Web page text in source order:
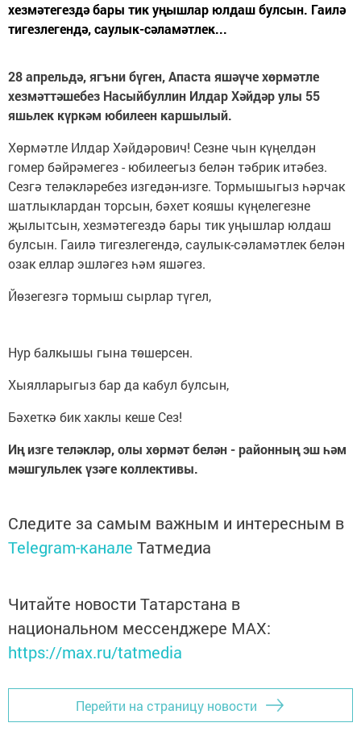
хезмәтегездә бары тик уңышлар юлдаш булсын. Гаилә
тигезлегендә, саулык-сәламәтлек...
28 апрельдә, ягъни бүген, Апаста яшәүче хөрмәтле
хезмәттәшебез Насыйбуллин Илдар Хәйдәр улы 55
яшьлек күркәм юбилеен каршылый.
Хөрмәтле Илдар Хәйдәрович! Сезне чын күңелдән
гомер бәйрәмегез - юбилеегыз белән тәбрик итәбез.
Сезгә теләкләребез изгедән-изге. Тормышыгыз һәрчак
шатлыклардан торсын, бәхет кояшы күңелегезне
җылытсын, хезмәтегездә бары тик уңышлар юлдаш
булсын. Гаилә тигезлегендә, саулык-сәламәтлек белән
озак еллар эшләгез һәм яшәгез.
Йөзегезгә тормыш сырлар түгел,
Нур балкышы гына төшерсен.
Хыялларыгыз бар да кабул булсын,
Бәхеткә бик хаклы кеше Сез!
Иң изге теләкләр, олы хөрмәт белән - районның эш һәм
мәшгульлек үзәге коллективы.
Следите за самым важным и интересным в
Telegram-канале Татмедиа
Читайте новости Татарстана в
национальном мессенджере MАХ:
https://max.ru/tatmedia
Перейти на страницу новости